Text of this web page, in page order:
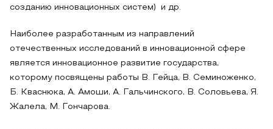
созданию инновационных систем) и др.
Наиболее разработанным из направлений
отечественных исследований в инновационной сфере
является инновационное развитие государства,
которому посвящены работы В. Гейца, В. Семиноженко,
Б. Кваснюка, А. Амоши, А. Гальчинского, В. Соловьева, Я.
Жалела, М. Гончарова.